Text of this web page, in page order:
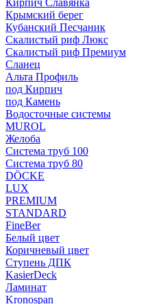
Кирпич Славянка
Крымский берег
Кубанский Песчаник
Скалистый риф Люкс
Скалистый риф Премиум
Сланец
Альта Профиль
под Кирпич
под Камень
Водосточные системы
MUROL
Желоба
Система труб 100
Система труб 80
DÖCKE
LUX
PREMIUM
STANDARD
FineBer
Белый цвет
Коричневый цвет
Ступень ДПК
KasierDeck
Ламинат
Kronospan